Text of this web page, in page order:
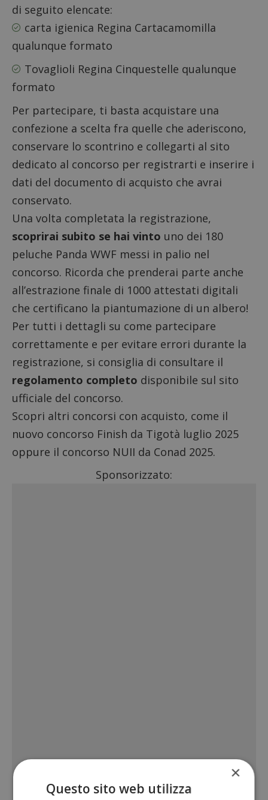
di seguito elencate:
carta igienica Regina Cartacamomilla
qualunque formato
Tovaglioli Regina Cinquestelle qualunque
formato
Per partecipare, ti basta acquistare una
confezione a scelta fra quelle che aderiscono,
conservare lo scontrino e collegarti al sito
dedicato al concorso per registrarti e inserire i
dati del documento di acquisto che avrai
conservato.
Una volta completata la registrazione,
scoprirai subito se hai vinto uno dei 180
peluche Panda WWF messi in palio nel
concorso. Ricorda che prenderai parte anche
all’estrazione finale di 1000 attestati digitali
che certificano la piantumazione di un albero!
Per tutti i dettagli su come partecipare
correttamente e per evitare errori durante la
registrazione, si consiglia di consultare il
regolamento completo disponibile sul sito
ufficiale del concorso.
Scopri altri concorsi con acquisto, come il
nuovo concorso Finish da Tigotà luglio 2025
oppure il concorso NUII da Conad 2025.
Sponsorizzato:
×
Questo sito web utilizza